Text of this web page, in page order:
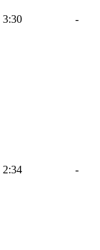
3:30 -
2:34 -